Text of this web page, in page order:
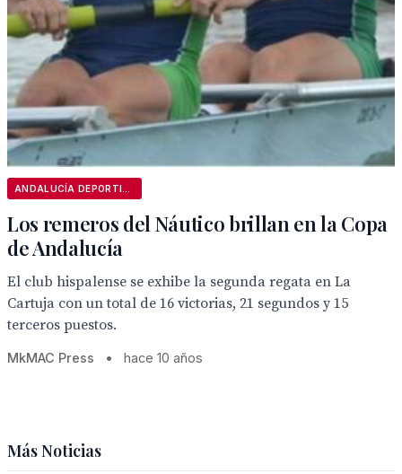
Los remeros del Náutico brillan en la Copa
de Andalucía
El club hispalense se exhibe la segunda regata en La
Cartuja con un total de 16 victorias, 21 segundos y 15
terceros puestos.
MkMAC Press • hace 10 años
Más Noticias